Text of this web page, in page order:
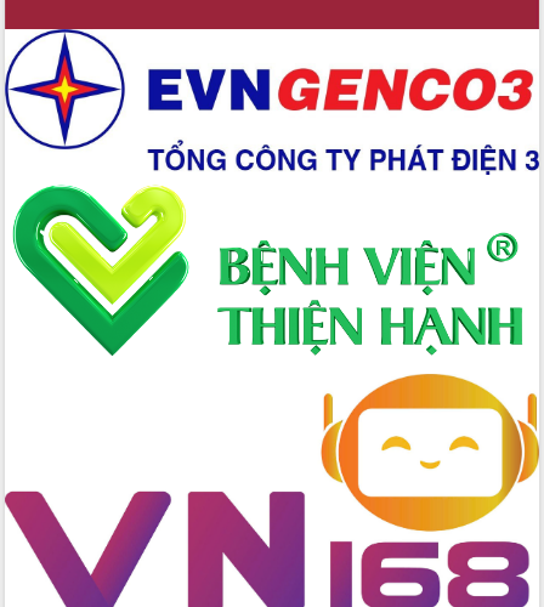
Xây dựng nền hành chính số đồng
hành cùng nông dân dân, doanh nghiệp
Giai đoạn 2026-2030, Đắk Lắk phấn
đấu có 77% xã đạt chuẩn nông thôn
mới
Chuyển đổi số 'mở đường' cho nông
nghiệp Đắk Lắk tăng trưởng bứt phá
Triển khai đồng bộ đo đạc, lập hồ sơ
địa chính, hoàn thiện cơ sở dữ liệu đất
đai
Ứng dụng sinh trắc học - Bước tiến
trong hành trình chuyển đổi số tại Đắk
Tập huấn nâng cao năng lực triển khai
chuyển đổi số cho cán bộ, công chức
cấp xã
Đắk Lắk phát động hưởng ứng Ngày